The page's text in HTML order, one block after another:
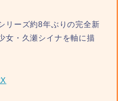
リーズ約8年ぶりの完全新
女・久瀬シイナを軸に描